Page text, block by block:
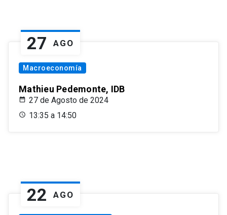
27 AGO
Macroeconomía
Mathieu Pedemonte, IDB
27 de Agosto de 2024
13:35 a 14:50
22 AGO